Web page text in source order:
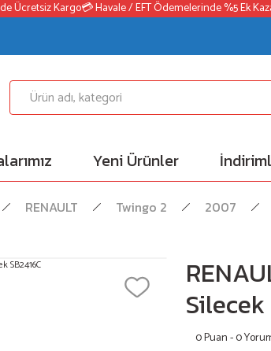
Kargo💳 Havale / EFT Ödemelerinde %5 Ek
Yeni Ürünler
RENAULT Twingo 2 2007
Silecek
0 Puan - 0